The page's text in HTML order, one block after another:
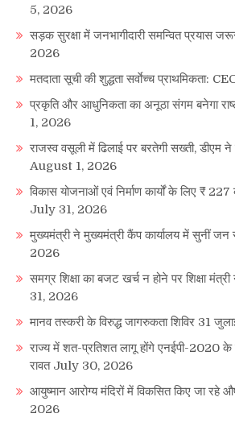
5, 2026
सड़क सुरक्षा में जनभागीदारी समन्वित प्रयास
2026
मतदाता सूची की शुद्धता सर्वाेच्च प्राथमिकता:
प्रकृति और आधुनिकता का अनूठा संगम बनेगा
1, 2026
राजस्व वसूली में ढिलाई पर बरतेगी सख्ती, डीएम ने
August 1, 2026
विकास योजनाओं एवं निर्माण कार्यों के लिए ₹ 227
July 31, 2026
मुख्यमंत्री ने मुख्यमंत्री कैंप कार्यालय में सुनीं जन
2026
समग्र शिक्षा का बजट खर्च न होने पर शिक्षा
31, 2026
मानव तस्करी के विरुद्ध जागरुकता शिविर 31
राज्य में शत-प्रतिशत लागू होंगे एनईपी-2020 के
रावत July 30, 2026
आयुष्मान आरोग्य मंदिरों में विकसित किए जा रहे
2026